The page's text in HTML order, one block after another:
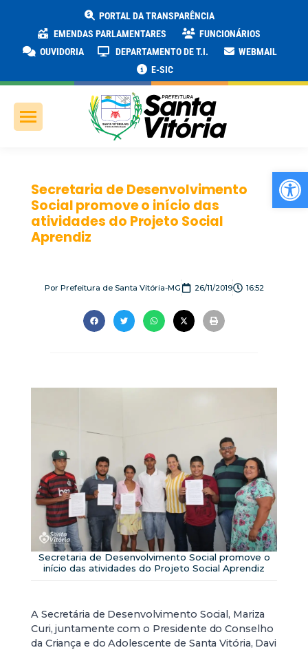
PORTAL DA TRANSPARÊNCIA
EMENDAS PARLAMENTARES
FUNCIONÁRIOS
OUVIDORIA
DEPARTAMENTO DE T.I.
WEBMAIL
E-SIC
Secretaria de Desenvolvimento
Social promove o início das
atividades do Projeto Social
Aprendiz
PorPrefeitura de Santa Vitória-MG 26/11/2019 16:52
Secretaria de Desenvolvimento Social promove o
início das atividades do Projeto Social Aprendiz
A Secretária de Desenvolvimento Social, Mariza
Curi, juntamente com o Presidente do Conselho
da Criança e do Adolescente de Santa Vitória, Davi